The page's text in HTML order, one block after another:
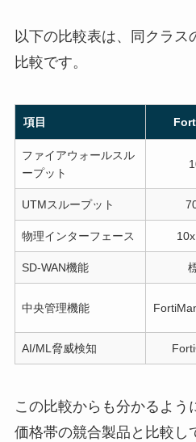
以下の比較表は、同クラス
比較です。
項目
ファイアウォールスル
ープット
UTMスループット
物理インターフェース
SD-WAN機能
中央管理機能
AI/ML脅威検知
この比較からも分かるよう
価格帯の競合製品と比較し